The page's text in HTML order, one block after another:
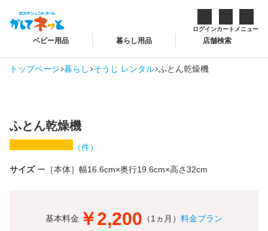
ログインカート メニュー
ベビー用品 暮らし用品 店舗検索
トップページ 暮らし そうじ レンタル ふとん乾燥機
ふとん乾燥機
（件）
サイズ ［本体］幅16.6cm×奥行19.6cm×高さ32cm
基本料金 ￥2,200 （1ヵ月） 料金プラン